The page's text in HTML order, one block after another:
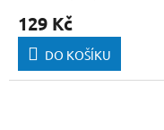
129 Kč
DO KOŠÍKU